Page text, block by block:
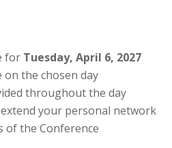
for Tuesday, April 6, 2027
the chosen day
throughout the day
your personal network
of the Conference